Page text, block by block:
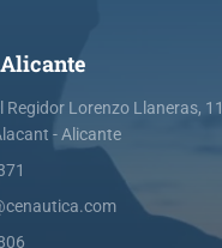
Regidor Lorenzo Llaneras, 11
- Alicante